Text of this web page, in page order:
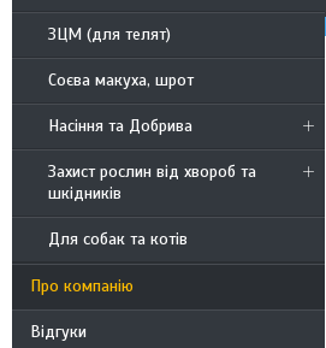
ЗЦМ (для телят)
Соєва макуха, шрот
Насіння та Добрива
Захист рослин від хвороб та
шкідників
Для собак та котів
Про компанію
Відгуки